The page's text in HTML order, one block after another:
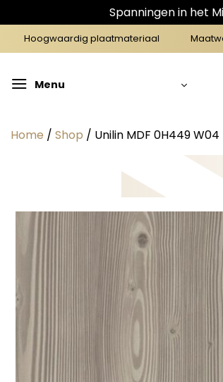
Spanningen in het
naar
Hoogwaardig plaatmateriaal
Menu
Home / Shop / Unilin MDF 0H449